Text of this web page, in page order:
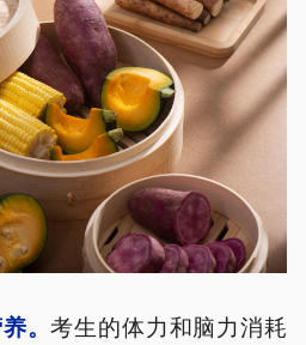
。考生的体力和脑力消耗